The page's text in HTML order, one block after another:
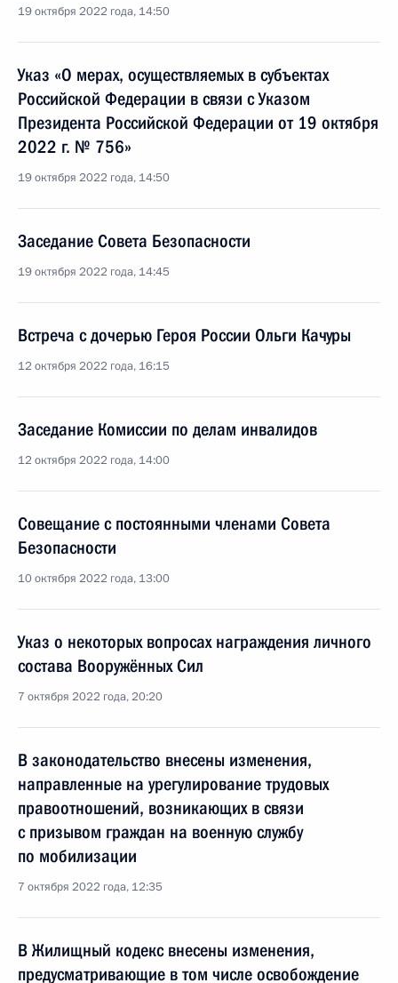
19 октября 2022 года, 14:50
Указ «О мерах, осуществляемых в субъектах
Российской Федерации в связи с Указом
Президента Российской Федерации от 19 октября
2022 г. № 756»
19 октября 2022 года, 14:50
Заседание Совета Безопасности
19 октября 2022 года, 14:45
Встреча с дочерью Героя России Ольги Качуры
12 октября 2022 года, 16:15
Заседание Комиссии по делам инвалидов
12 октября 2022 года, 14:00
Cовещание с постоянными членами Совета
Безопасности
10 октября 2022 года, 13:00
Указ о некоторых вопросах награждения личного
состава Вооружённых Сил
7 октября 2022 года, 20:20
В законодательство внесены изменения,
направленные на урегулирование трудовых
правоотношений, возникающих в связи
с призывом граждан на военную службу
по мобилизации
7 октября 2022 года, 12:35
В Жилищный кодекс внесены изменения,
предусматривающие в том числе освобождение